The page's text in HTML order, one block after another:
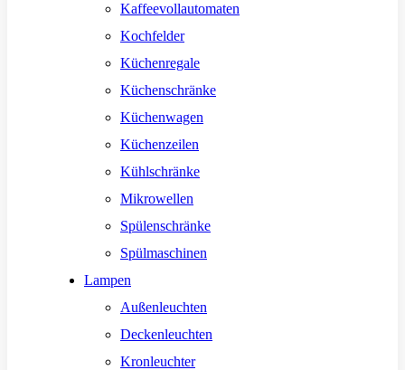
Kaffeevollautomaten
Kochfelder
Küchenregale
Küchenschränke
Küchenwagen
Küchenzeilen
Kühlschränke
Mikrowellen
Spülenschränke
Spülmaschinen
Lampen
Außenleuchten
Deckenleuchten
Kronleuchter